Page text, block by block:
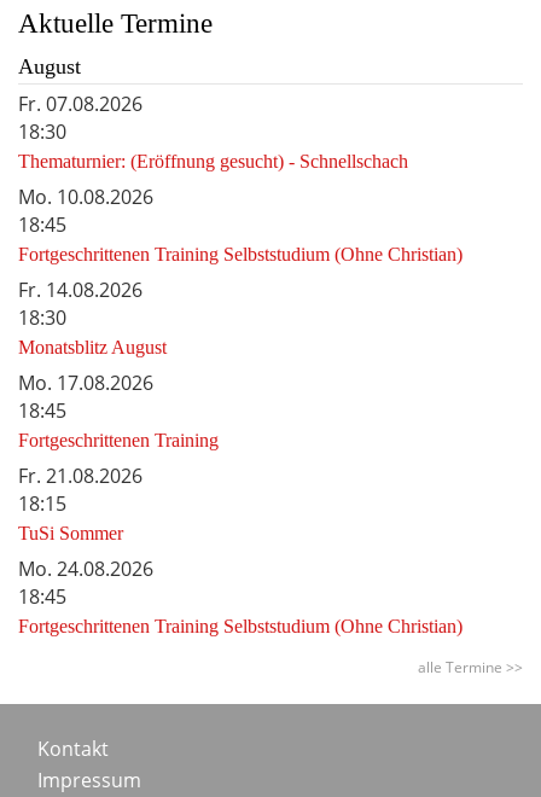
Aktuelle Termine
August
Fr. 07.08.2026
18:30
Thematurnier: (Eröffnung gesucht) - Schnellschach
Mo. 10.08.2026
18:45
Fortgeschrittenen Training Selbststudium (Ohne Christian)
Fr. 14.08.2026
18:30
Monatsblitz August
Mo. 17.08.2026
18:45
Fortgeschrittenen Training
Fr. 21.08.2026
18:15
TuSi Sommer
Mo. 24.08.2026
18:45
Fortgeschrittenen Training Selbststudium (Ohne Christian)
alle Termine >>
Footer
menu
Kontakt
Impressum